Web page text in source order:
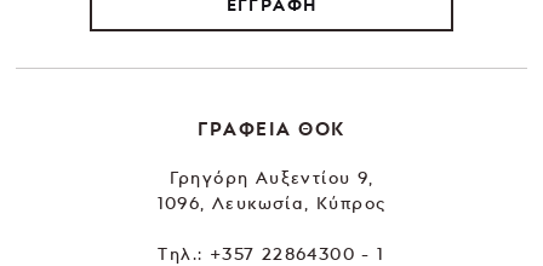
ΕΓΓΡΑΦΗ
ΓΡΑΦΕΙΑ ΘΟΚ
Γρηγόρη Αυξεντίου 9,
1096, Λευκωσία, Κύπρος
Tηλ.: +357 22864300 - 1